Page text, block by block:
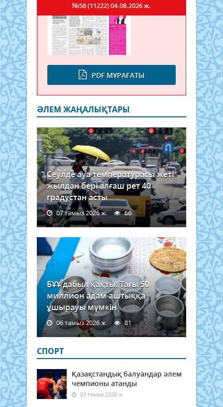
PDF МҰРАҒАТЫ
№58 (11222)04.08.2026 ж.
ӘЛЕМ ЖАҢАЛЫҚТАРЫ
Сеулде ауа температурасы жеті
жылдан бері алғаш рет 40
градустан асты
07 тамыз 2026 ж. 66
БҰҰ дабыл қақты: Тағы 50
миллион адам аштыққа
ұшырауы мүмкін
06 тамыз 2026 ж. 81
СПОРТ
Қазақстандық балуандар әлем
чемпионы атанды
03 тамыз 2026 ж.